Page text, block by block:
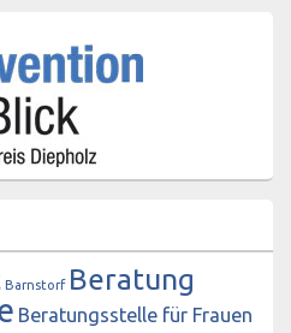
Barnstorf Beratung
Beratungsstelle für Frauen